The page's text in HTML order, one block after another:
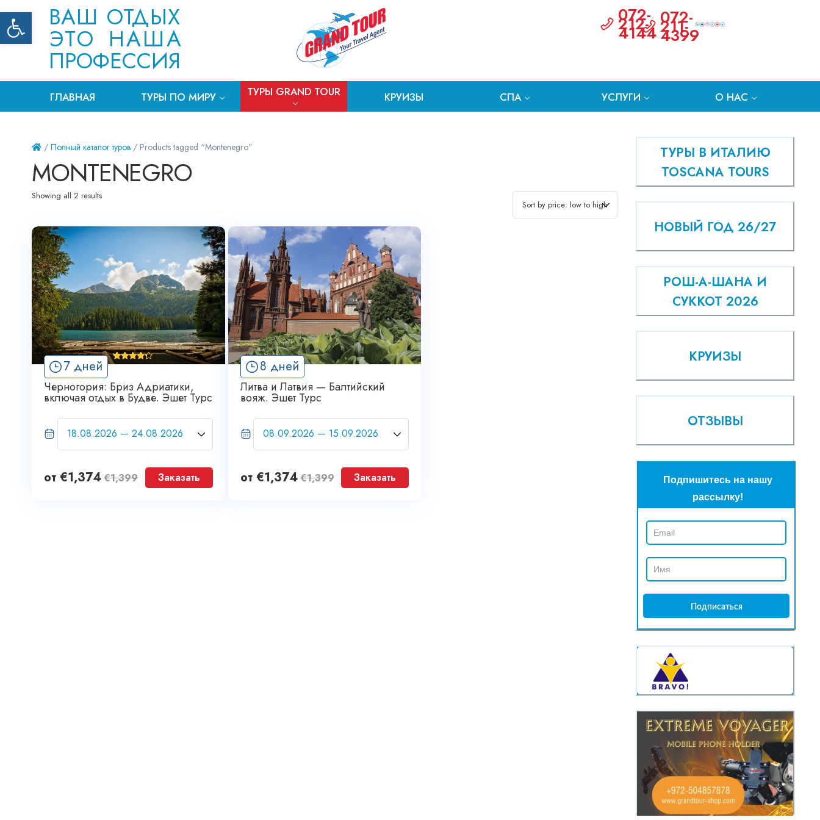
Открыть панель инструментов
ВАШ ОТДЫХ
ЭТО НАША
ПРОФЕССИЯ
072-
212-
4144
072-
211-
4399
ГЛАВНАЯ ТУРЫ ПО МИРУ ТУРЫ GRAND TOUR КРУИЗЫ СПА УСЛУГИ О НАС
/ Полный каталог туров / Products tagged “Montenegro”
MONTENEGRO
Showing all 2 results
7 дней 1
'
Черногория: Бриз Адриатики,
включая отдых в Будве. Эшет Турс
от €1,374€1,399 Заказать
8 дней
Литва и Латвия — Балтийский
вояж. Эшет Турс
от €1,374€1,399 Заказать
ТУРЫ В ИТАЛИЮ
TOSCANA TOURS
НОВЫЙ ГОД 26/27
РОШ-А-ШАНА И
СУККОТ 2026
КРУИЗЫ
ОТЗЫВЫ
Подпишитесь на нашу
рассылку!